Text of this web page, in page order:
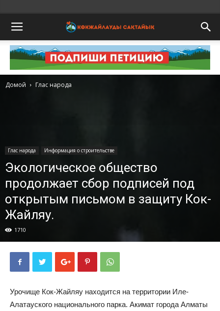
Домой Глас народа
Глас народа Информация о строительстве
Экологическое общество
продолжает сбор подписей под
открытым письмом в защиту Кок-
Жайляу.
1710
Урочище Кок-Жайляу находится на территории Иле-
Алатауского национального парка. Акимат города Алматы